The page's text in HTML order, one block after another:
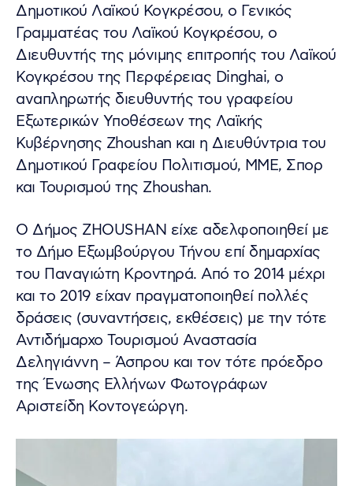
Δημοτικού Λαϊκού Κογκρέσου, ο Γενικός
Γραμματέας του Λαϊκού Κογκρέσου, ο
Διευθυντής της μόνιμης επιτροπής του Λαϊκού
Κογκρέσου της Περφέρειας Dinghai, ο
αναπληρωτής διευθυντής του γραφείου
Εξωτερικών Υποθέσεων της Λαϊκής
Κυβέρνησης Zhoushan και η Διευθύντρια του
Δημοτικού Γραφείου Πολιτισμού, ΜΜΕ, Σπορ
και Τουρισμού της Zhoushan.
Ο Δήμος ZHOUSHAN είχε αδελφοποιηθεί με
το Δήμο Εξωμβούργου Τήνου επί δημαρχίας
του Παναγιώτη Κροντηρά. Από το 2014 μέχρι
και το 2019 είχαν πραγματοποιηθεί πολλές
δράσεις (συναντήσεις, εκθέσεις) με την τότε
Αντιδήμαρχο Τουρισμού Αναστασία
Δεληγιάννη – Άσπρου και τον τότε πρόεδρο
της Ένωσης Ελλήνων Φωτογράφων
Αριστείδη Κοντογεώργη.